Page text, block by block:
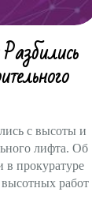
с высоты и
лифта. Об
прокуратуре
работ